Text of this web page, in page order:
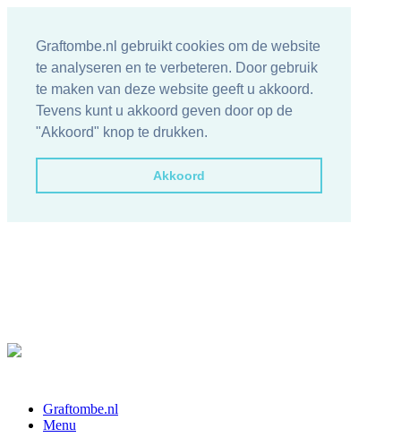
Graftombe.nl gebruikt cookies om de website
te analyseren en te verbeteren. Door gebruik
te maken van deze website geeft u akkoord.
Tevens kunt u akkoord geven door op de
"Akkoord" knop te drukken.
Akkoord
Graftombe.nl
Menu